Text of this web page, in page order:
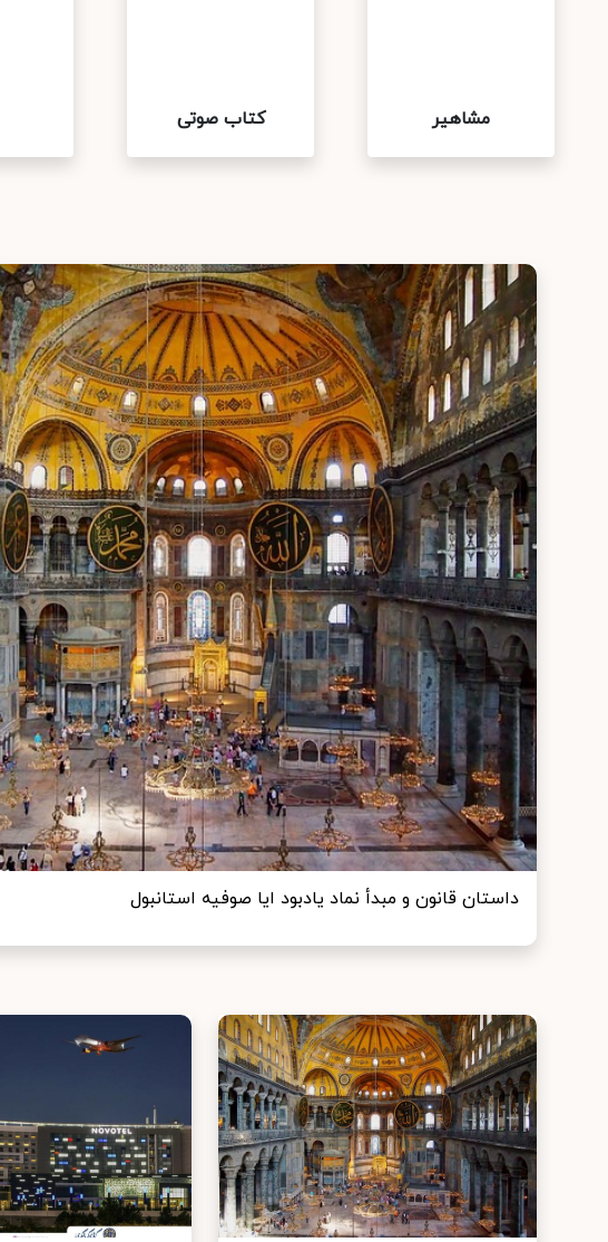
مشاهیر کتاب صوتی
داستان قانون و مبدأ نماد یادبود ایا صوفیه استانبول